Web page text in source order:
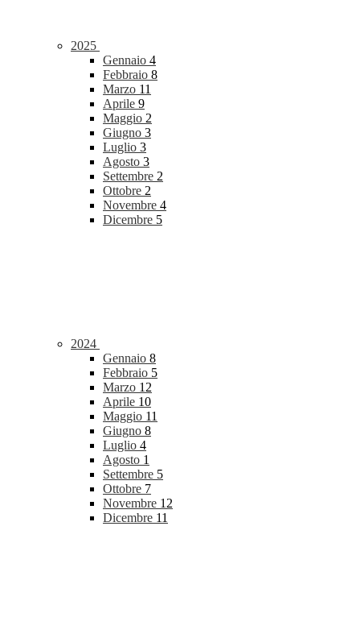
2025
Gennaio 4
Febbraio 8
Marzo 11
Aprile 9
Maggio 2
Giugno 3
Luglio 3
Agosto 3
Settembre 2
Ottobre 2
Novembre 4
Dicembre 5
2024
Gennaio 8
Febbraio 5
Marzo 12
Aprile 10
Maggio 11
Giugno 8
Luglio 4
Agosto 1
Settembre 5
Ottobre 7
Novembre 12
Dicembre 11